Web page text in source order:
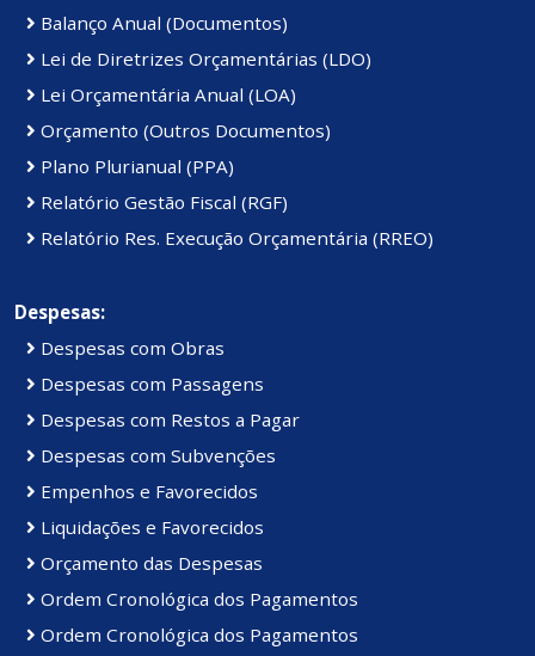
Balanço Anual (Documentos)
Lei de Diretrizes Orçamentárias (LDO)
Lei Orçamentária Anual (LOA)
Orçamento (Outros Documentos)
Plano Plurianual (PPA)
Relatório Gestão Fiscal (RGF)
Relatório Res. Execução Orçamentária (RREO)
Despesas:
Despesas com Obras
Despesas com Passagens
Despesas com Restos a Pagar
Despesas com Subvenções
Empenhos e Favorecidos
Liquidações e Favorecidos
Orçamento das Despesas
Ordem Cronológica dos Pagamentos
Ordem Cronológica dos Pagamentos